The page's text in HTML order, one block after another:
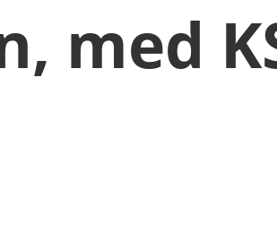
med